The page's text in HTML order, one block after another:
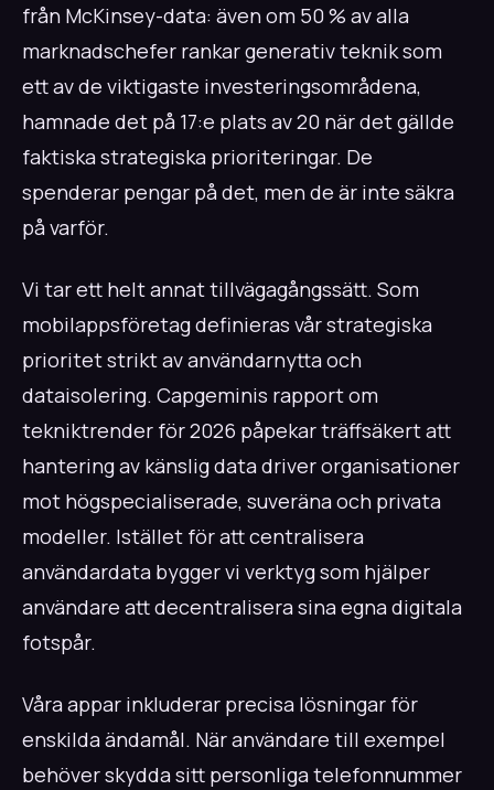
från McKinsey-data: även om 50 % av alla
marknadschefer rankar generativ teknik som
ett av de viktigaste investeringsområdena,
hamnade det på 17:e plats av 20 när det gällde
faktiska strategiska prioriteringar. De
spenderar pengar på det, men de är inte säkra
på varför.
Vi tar ett helt annat tillvägagångssätt. Som
mobilappsföretag definieras vår strategiska
prioritet strikt av användarnytta och
dataisolering. Capgeminis rapport om
tekniktrender för 2026 påpekar träffsäkert att
hantering av känslig data driver organisationer
mot högspecialiserade, suveräna och privata
modeller. Istället för att centralisera
användardata bygger vi verktyg som hjälper
användare att decentralisera sina egna digitala
fotspår.
Våra appar inkluderar precisa lösningar för
enskilda ändamål. När användare till exempel
behöver skydda sitt personliga telefonnummer